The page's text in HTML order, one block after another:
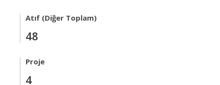
Atıf (Diğer Toplam)
48
Proje
4